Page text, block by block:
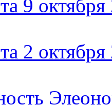
9
2